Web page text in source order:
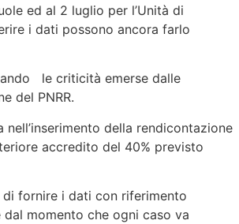
ed al 2 luglio per l’Unità di
i dati possono ancora farlo
le criticità emerse dalle
del PNRR.
della rendicontazione
accredito del 40% previsto
di fornire i dati con riferimento
momento che ogni caso va